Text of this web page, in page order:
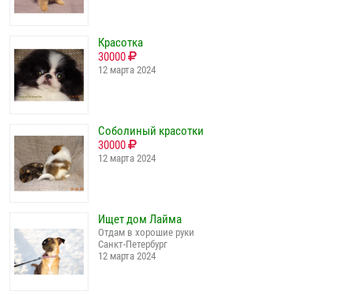
Красотка
30000
12 марта 2024
Соболиный красотки
30000
12 марта 2024
Ищет дом Лайма
Отдам в хорошие руки
Санкт-Петербург
12 марта 2024